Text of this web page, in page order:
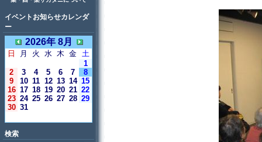
イベントお知らせカレンダ
ー
2026年 8月
日 月 火 水 木 金 土
1
2
3 4 5 6 7
8
9
10 11 12 13 14 15
16 17 18 19 20 21 22
23 24 25 26 27 28 29
30 31
検索